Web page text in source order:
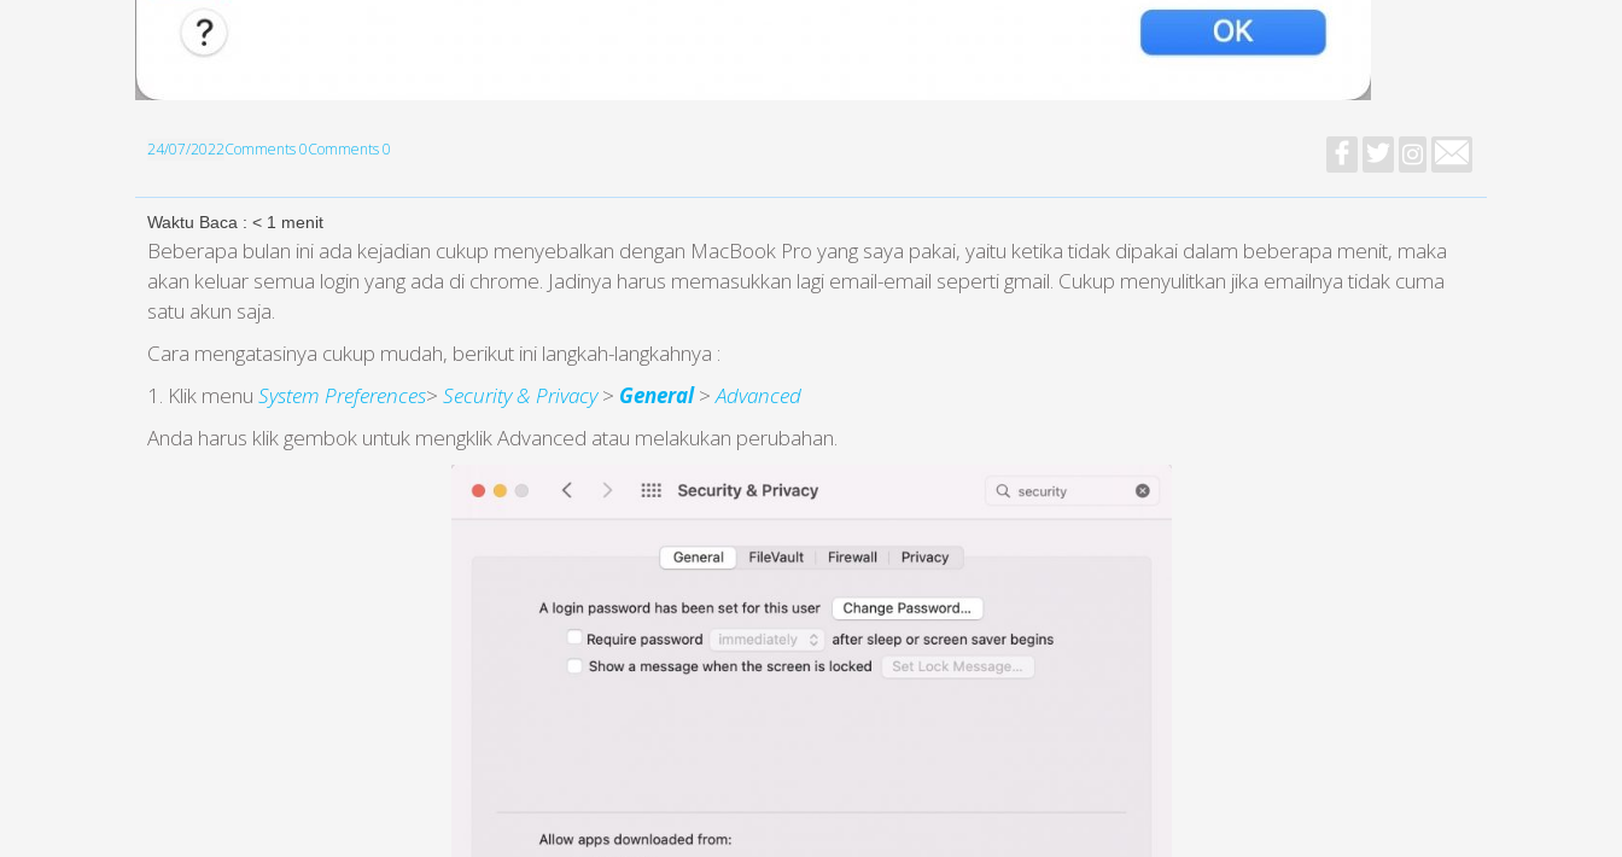
24/07/2022Comments 0Comments 0
Waktu Baca : < 1 menit
Beberapa bulan ini ada kejadian cukup menyebalkan dengan MacBook Pro yang saya pakai, yaitu ketika tidak dipakai dalam beberapa menit, maka
akan keluar semua login yang ada di chrome. Jadinya harus memasukkan lagi email-email seperti gmail. Cukup menyulitkan jika emailnya tidak cuma
satu akun saja.
Cara mengatasinya cukup mudah, berikut ini langkah-langkahnya :
1. Klik menu System Preferences> Security & Privacy> General>Advanced
Anda harus klik gembok untuk mengklik Advanced atau melakukan perubahan.